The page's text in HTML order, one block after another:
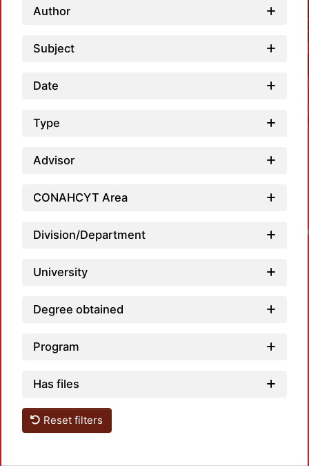
Author
Subject
Date
Type
Advisor
CONAHCYT Area
Division/Department
University
Degree obtained
Program
Has files
Reset filters